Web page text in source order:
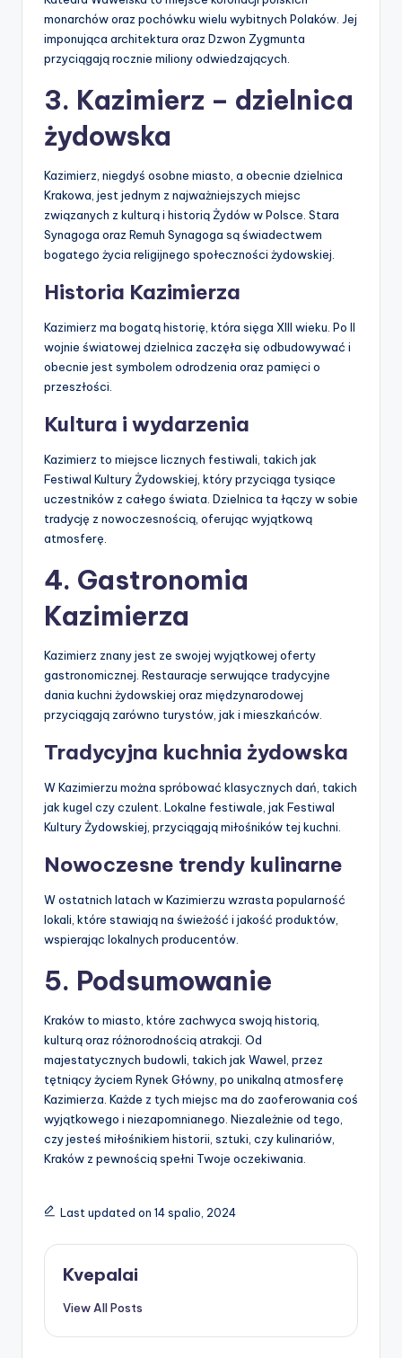
monarchów oraz pochówku wielu wybitnych Polaków. Jej
imponująca architektura oraz Dzwon Zygmunta
przyciągają rocznie miliony odwiedzających.
3. Kazimierz – dzielnica
żydowska
Kazimierz, niegdyś osobne miasto, a obecnie dzielnica
Krakowa, jest jednym z najważniejszych miejsc
związanych z kulturą i historią Żydów w Polsce. Stara
Synagoga oraz Remuh Synagoga są świadectwem
bogatego życia religijnego społeczności żydowskiej.
Historia Kazimierza
Kazimierz ma bogatą historię, która sięga XIII wieku. Po II
wojnie światowej dzielnica zaczęła się odbudowywać i
obecnie jest symbolem odrodzenia oraz pamięci o
przeszłości.
Kultura i wydarzenia
Kazimierz to miejsce licznych festiwali, takich jak
Festiwal Kultury Żydowskiej, który przyciąga tysiące
uczestników z całego świata. Dzielnica ta łączy w sobie
tradycję z nowoczesnością, oferując wyjątkową
atmosferę.
4. Gastronomia
Kazimierza
Kazimierz znany jest ze swojej wyjątkowej oferty
gastronomicznej. Restauracje serwujące tradycyjne
dania kuchni żydowskiej oraz międzynarodowej
przyciągają zarówno turystów, jak i mieszkańców.
Tradycyjna kuchnia żydowska
W Kazimierzu można spróbować klasycznych dań, takich
jak kugel czy czulent. Lokalne festiwale, jak Festiwal
Kultury Żydowskiej, przyciągają miłośników tej kuchni.
Nowoczesne trendy kulinarne
W ostatnich latach w Kazimierzu wzrasta popularność
lokali, które stawiają na świeżość i jakość produktów,
wspierając lokalnych producentów.
5. Podsumowanie
Kraków to miasto, które zachwyca swoją historią,
kulturą oraz różnorodnością atrakcji. Od
majestatycznych budowli, takich jak Wawel, przez
tętniący życiem Rynek Główny, po unikalną atmosferę
Kazimierza. Każde z tych miejsc ma do zaoferowania coś
wyjątkowego i niezapomnianego. Niezależnie od tego,
czy jesteś miłośnikiem historii, sztuki, czy kulinariów,
Kraków z pewnością spełni Twoje oczekiwania.
Last updated on 14 spalio, 2024
Kvepalai
View All Posts